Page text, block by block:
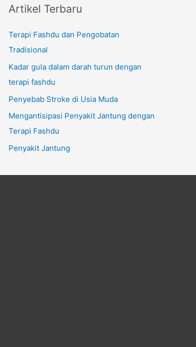
Artikel Terbaru
Terapi Fashdu dan Pengobatan
Tradisional
Kadar gula dalam darah turun dengan
terapi fashdu
Penyebab Stroke di Usia Muda
Mengantisipasi Penyakit Jantung dengan
Terapi Fashdu
Penyakit Jantung